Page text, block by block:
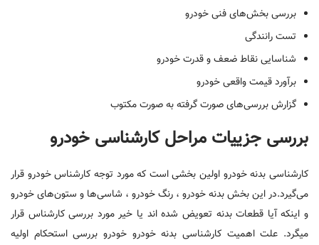
بررسی بخش‌های فنی خودرو
تست رانندگی
شناسایی نقاط ضعف و قدرت خودرو
برآورد قیمت واقعی خودرو
گزارش بررسی‌های صورت گرفته به صورت مکتوب
بررسی جزییات مراحل کارشناسی خودرو
کارشناسی بدنه خودرو اولین بخشی است که مورد توجه کارشناس خودرو قرار
می‌گیرد.در این بخش بدنه خودرو ، رنگ خودرو ، شاسی‌ها و ستون‌های خودرو
و اینکه آیا قطعات بدنه تعویض شده اند یا خیر مورد بررسی کارشناس قرار
میگرد. علت اهمیت کارشناسی بدنه خودرو خودرو بررسی استحکام اولیه